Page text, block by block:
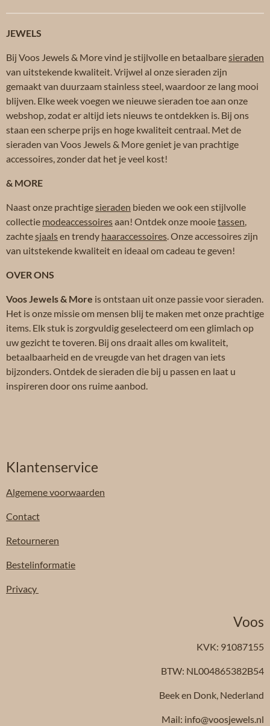
JEWELS
Bij Voos Jewels & More vind je stijlvolle en betaalbaresieraden
van uitstekende kwaliteit. Vrijwel al onze sieraden zijn
gemaakt van duurzaam stainless steel, waardoor ze lang mooi
blijven. Elke week voegen we nieuwe sieraden toe aan onze
webshop, zodat er altijd iets nieuws te ontdekken is. Bij ons
staan een scherpe prijs en hoge kwaliteit centraal. Met de
sieraden van Voos Jewels & More geniet je van prachtige
accessoires, zonder dat het je veel kost!
& MORE
Naast onze prachtigesieraden bieden we ook een stijlvolle
collectie modeaccessoiresaan! Ontdek onze mooietassen,
zachtesjaalsen trendy haaraccessoires. Onze accessoires zijn
van uitstekende kwaliteit en ideaal om cadeau te geven!
OVER ONS
Voos Jewels & More is ontstaan uit onze passie voor sieraden.
Het is onze missie om mensen blij te maken met onze prachtige
items. Elk stuk is zorgvuldig geselecteerd om een glimlach op
uw gezicht te toveren. Bij ons draait alles om kwaliteit,
betaalbaarheid en de vreugde van het dragen van iets
bijzonders. Ontdek de sieraden die bij u passen en laat u
inspireren door ons ruime aanbod.
Klantenservice
Algemenevoorwaarden
Contact
Retourneren
Bestelinformatie
Privacy
Voos
KVK: 91087155
BTW: NL004865382B54
Beek en Donk, Nederland
Mail: info@voosjewels.nl